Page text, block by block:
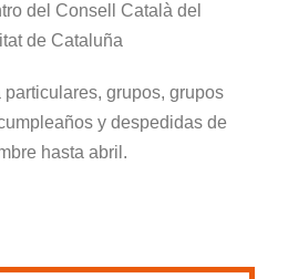
del Consell Català del
de Cataluña
grupos, grupos
y despedidas de
hasta abril.